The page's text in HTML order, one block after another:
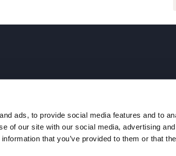
ads, to provide social media features and to
of our site with our social media, advertising
that you’ve provided to them or that
para los Mercados